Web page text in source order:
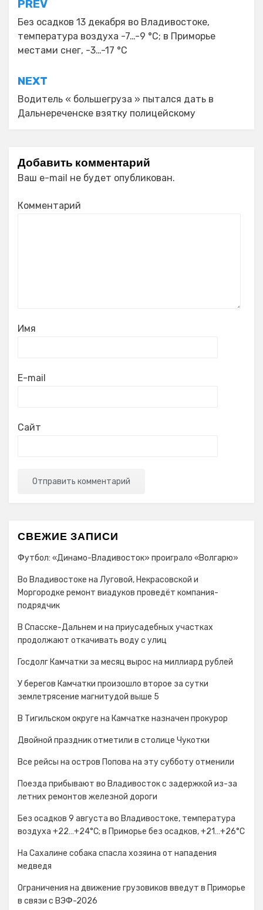
Навигация
по
записям
PREV
Без осадков 13 декабря во Владивостоке,
температура воздуха -7…-9 °C; в Приморье
местами снег, -3…-17 °C
NEXT
Водитель « большегруза » пытался дать в
Дальнереченске взятку полицейскому
Добавить комментарий
Ваш e-mail не будет опубликован.
Комментарий
Имя
E-mail
Сайт
СВЕЖИЕ ЗАПИСИ
Футбол: «Динамо-Владивосток» проиграло «Волгарю»
Во Владивостоке на Луговой, Некрасовской и
Моргородке ремонт виадуков проведёт компания-
подрядчик
В Спасске-Дальнем и на приусадебных участках
продолжают откачивать воду с улиц
Госдолг Камчатки за месяц вырос на миллиард рублей
У берегов Камчатки произошло второе за сутки
землетрясение магнитудой выше 5
В Тигильском округе на Камчатке назначен прокурор
Двойной праздник отметили в столице Чукотки
Все рейсы на остров Попова на эту субботу отменили
Поезда прибывают во Владивосток с задержкой из-за
летних ремонтов железной дороги
Без осадков 9 августа во Владивостоке, температура
воздуха +22…+24°C; в Приморье без осадков, +21…+26°C
На Сахалине собака спасла хозяина от нападения
медведя
Ограничения на движение грузовиков введут в Приморье
в связи с ВЭФ-2026